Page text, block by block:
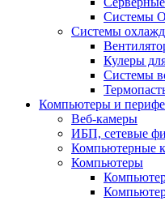
Системы
Системы
Кулеры
Системы
Компьютеры и
Веб-камеры
ИБП, сетевые
Компьютерные
Компьютеры